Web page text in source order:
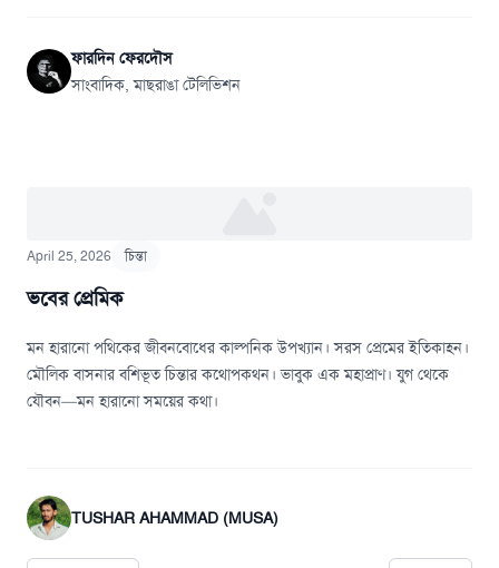
ফারদিন ফেরদৌস
সাংবাদিক, মাছরাঙা টেলিভিশন
April 25, 2026 চিন্তা
ভবের প্রেমিক
মন হারানো পথিকের জীবনবোধের কাল্পনিক উপখ্যান। সরস প্রেমের ইতিকাহন।
মৌলিক বাসনার বশিভূত চিন্তার কথোপকথন। ভাবুক এক মহাপ্রাণ। যুগ থেকে
যৌবন—মন হারানো সময়ের কথা।
TUSHAR AHAMMAD (MUSA)